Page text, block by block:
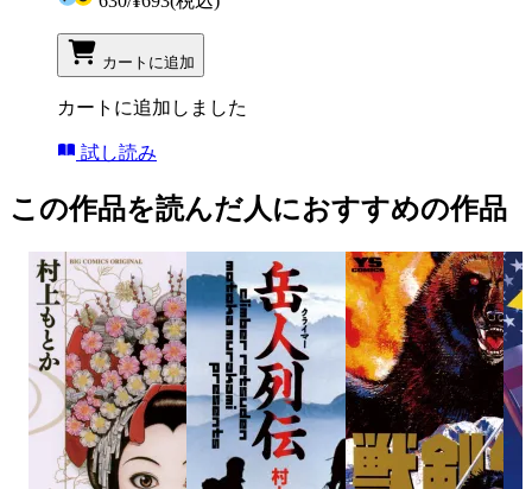
カートに追加
カートに追加しました
試し読み
この作品を読んだ人におすすめの作品